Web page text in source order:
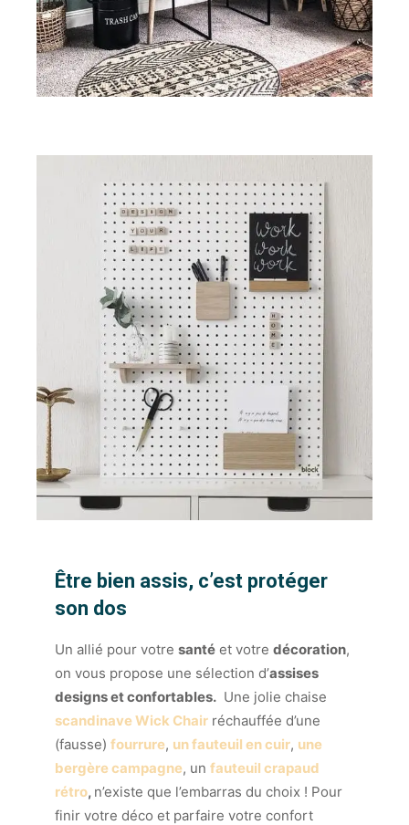
Être bien assis, c’est protéger
son dos
Un allié pour votre santé et votre décoration,
on vous propose une sélection d’assises
designs et confortables. Une jolie chaise
scandinaveWick Chair réchauffée d’une
(fausse) fourrure, un fauteuil en cuir, une
bergère campagne, un fauteuil crapaud
rétro, n’existe que l’embarras du choix ! Pour
finir votre déco et parfaire votre confort